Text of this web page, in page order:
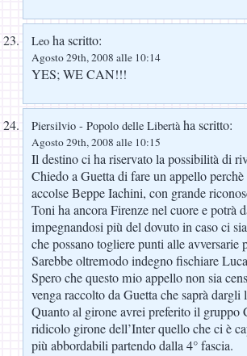
Leo ha scritto:
Agosto 29th, 2008 alle 10:14
YES; WE CAN!!!
Piersilvio - Popolo delle Libertàha scritto:
Agosto 29th, 2008 alle 10:15
Il destino ci ha riservato la possibilità di
Chiedo a Guetta di fare un appello
accolse Beppe Iachini, con grande
Toni ha ancora Firenze nel cuore e potrà
impegnandosi più del dovuto in caso ci
che possano togliere punti alle avversarie
Sarebbe oltremodo indegno fischiare
Spero che questo mio appello non sia
venga raccolto da Guetta che saprà dargli
Quanto al girone avrei preferito il gruppo
ridicolo girone dell’Inter quello che ci è
più abbordabili partendo dalla 4° fascia.